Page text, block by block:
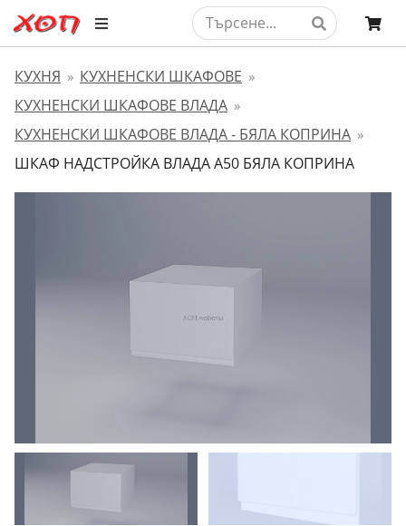
КУХНЯ » КУХНЕНСКИ ШКАФОВЕ »
КУХНЕНСКИ ШКАФОВЕ ВЛАДА »
КУХНЕНСКИ ШКАФОВЕ ВЛАДА - БЯЛА КОПРИНА »
ШКАФ НАДСТРОЙКА ВЛАДА А50 БЯЛА КОПРИНА